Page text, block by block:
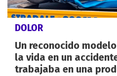
DOLOR
Un reconocido
la vida en un
trabajaba en una